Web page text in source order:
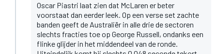
Oscar Piastri laat zien dat McLaren er beter
voorstaat dan eerder leek. Op een verse set zachte
banden geeft de Australiër in alle drie de sectoren
slechts fracties toe op George Russell, ondanks een
flinke glijder in het middendeel van de ronde.